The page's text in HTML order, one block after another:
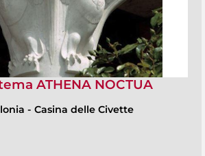
ATHENA NOCTUA
- Casina delle Civette